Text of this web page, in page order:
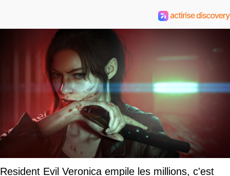
Resident Evil Veronica empile les millions, c'est